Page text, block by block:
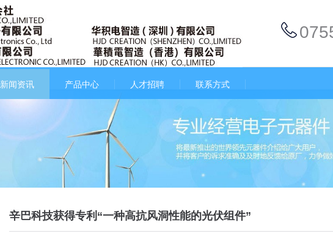
新闻资讯 产品中心 人才招聘 联系方式
辛巴科技获得专利“一种高抗风洞性能的光伏组件”